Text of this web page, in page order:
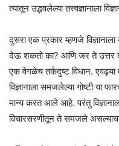
त्यातून उद्भवलेल्या तत्त्वज्ञानाला
दुसरा एक प्रकार म्हणजे विज्ञानाला
देऊ शकतो का? आणि जर ते उत्तर
एक वेगळेच तर्कदुष्ट विधान.
विज्ञानाला समजलेल्या गोष्टी या
मान्य करत आले आहे. परंतु
विचारसरणीतून ते समजले